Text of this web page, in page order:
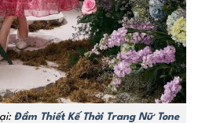
Đầm Thiết Kế Thời Trang Nữ Tone